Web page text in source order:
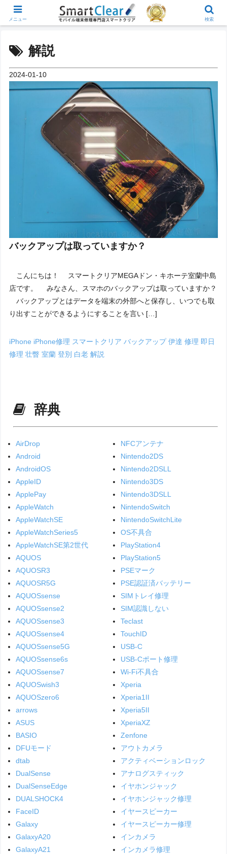
解説
2024-01-10
バックアップは取っていますか？
こんにちは！ スマートクリアMEGAドン・キホーテ室蘭中島
店です。 みなさん、スマホのバックアップは取っていますか？
バックアップとはデータを端末の外部へと保存し、いつでも取
り出すことができるようにすることを言い […]
iPhone iPhone修理 スマートクリアバックアップ伊達修理 即日
修理壮瞥室蘭登別 白老解説
辞典
AirDrop
Android
AndroidOS
AppleID
ApplePay
AppleWatch
AppleWatchSE
AppleWatchSeries5
AppleWatchSE第2世代
AQUOS
AQUOSR3
AQUOSR5G
AQUOSsense
AQUOSsense2
AQUOSsense3
AQUOSsense4
AQUOSsense5G
AQUOSsense6s
AQUOSsense7
AQUOSwish3
AQUOSzero6
arrows
ASUS
BASIO
DFUモード
dtab
DualSense
DualSenseEdge
DUALSHOCK4
FaceID
Galaxy
GalaxyA20
GalaxyA21
NFCアンテナ
Nintendo2DS
Nintendo2DSLL
Nintendo3DS
Nintendo3DSLL
NintendoSwitch
NintendoSwitchLite
OS不具合
PlayStation4
PlayStation5
PSEマーク
PSE認証済バッテリー
SIMトレイ修理
SIM認識しない
Teclast
TouchID
USB-C
USB-Cポート修理
Wi-Fi不具合
Xperia
Xperia1II
Xperia5II
XperiaXZ
Zenfone
アウトカメラ
アクティベーションロック
アナログスティック
イヤホンジャック
イヤホンジャック修理
イヤースピーカー
イヤースピーカー修理
インカメラ
インカメラ修理
メニュー 検索